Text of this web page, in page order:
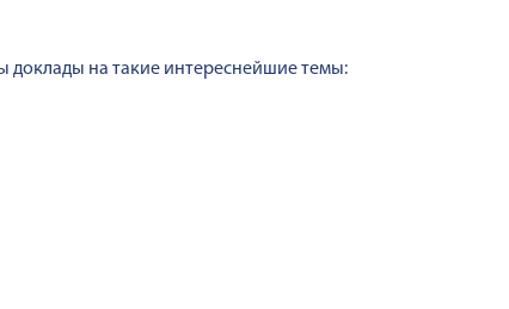
доклады на такие интереснейшие темы: